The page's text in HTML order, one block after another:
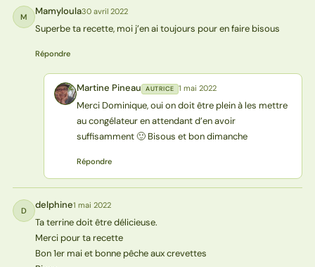
M Mamyloula30 avril 2022
Superbe ta recette, moi j’en ai toujours pour en faire bisous
Répondre
MP Martine Pineau AUTRICE 1 mai 2022
Merci Dominique, oui on doit être plein à les mettre
au congélateur en attendant d’en avoir
suffisamment 🙂 Bisous et bon dimanche
Répondre
D delphine1 mai 2022
Ta terrine doit être délicieuse.
Merci pour ta recette
Bon 1er mai et bonne pêche aux crevettes